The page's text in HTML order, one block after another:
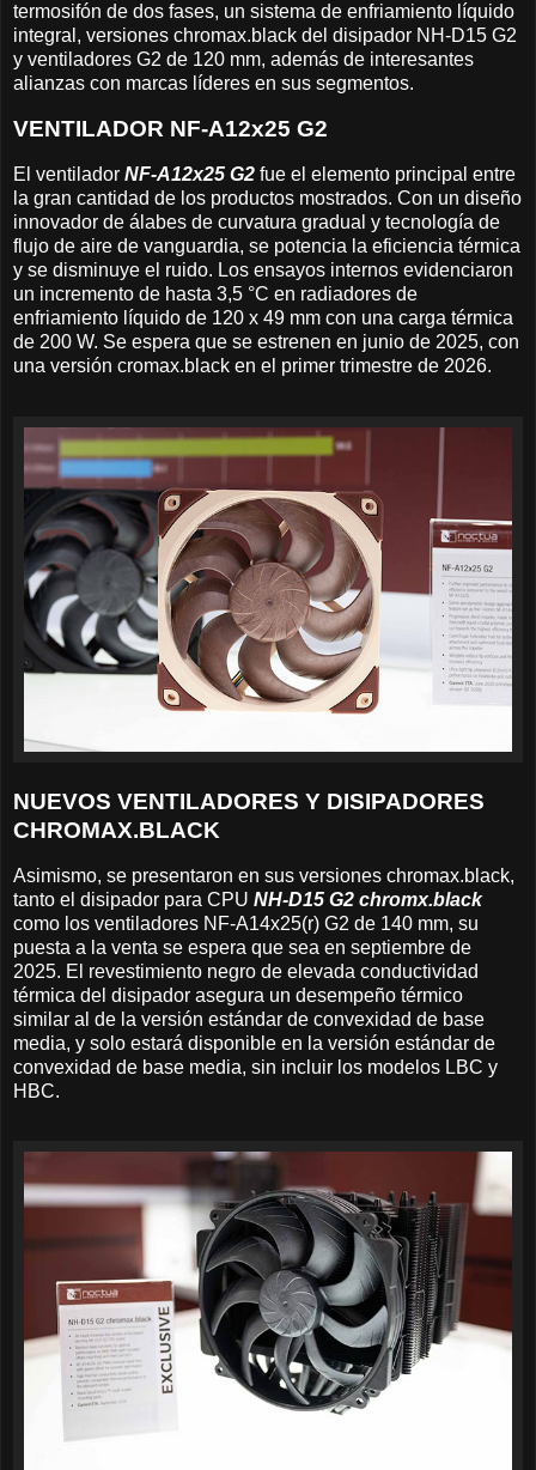
termosifón de dos fases, un sistema de enfriamiento líquido
integral, versiones chromax.black del disipador NH-D15 G2
y ventiladores G2 de 120 mm, además de interesantes
alianzas con marcas líderes en sus segmentos.
VENTILADOR NF-A12x25 G2
El ventilador NF-A12x25 G2 fue el elemento principal entre
la gran cantidad de los productos mostrados. Con un diseño
innovador de álabes de curvatura gradual y tecnología de
flujo de aire de vanguardia, se potencia la eficiencia térmica
y se disminuye el ruido. Los ensayos internos evidenciaron
un incremento de hasta 3,5 °C en radiadores de
enfriamiento líquido de 120 x 49 mm con una carga térmica
de 200 W. Se espera que se estrenen en junio de 2025, con
una versión cromax.black en el primer trimestre de 2026.
NUEVOS VENTILADORES Y DISIPADORES
CHROMAX.BLACK
Asimismo, se presentaron en sus versiones chromax.black,
tanto el disipador para CPU NH-D15 G2 chromx.black
como los ventiladores NF-A14x25(r) G2 de 140 mm, su
puesta a la venta se espera que sea en septiembre de
2025. El revestimiento negro de elevada conductividad
térmica del disipador asegura un desempeño térmico
similar al de la versión estándar de convexidad de base
media, y solo estará disponible en la versión estándar de
convexidad de base media, sin incluir los modelos LBC y
HBC.